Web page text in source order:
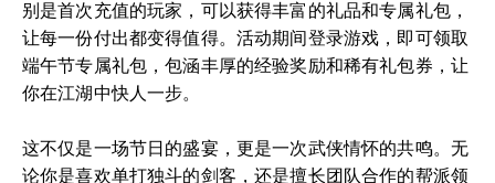
别是首次充值的玩家，可以获得丰富的礼品和专属礼包，
让每一份付出都变得值得。活动期间登录游戏，即可领取
端午节专属礼包，包涵丰厚的经验奖励和稀有礼包券，让
你在江湖中快人一步。
这不仅是一场节日的盛宴，更是一次武侠情怀的共鸣。无
论你是喜欢单打独斗的剑客，还是擅长团队合作的帮派领